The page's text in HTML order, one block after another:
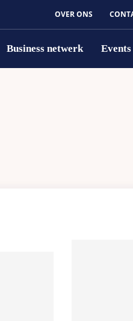
OVER ONS
Business netwerk Events